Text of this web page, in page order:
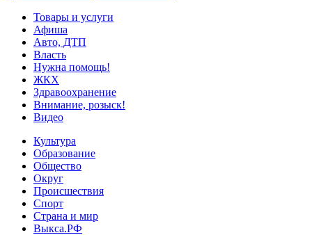
Товары и услуги
Афиша
Авто, ДТП
Власть
Нужна помощь!
ЖКХ
Здравоохранение
Внимание, розыск!
Видео
Культура
Образование
Общество
Округ
Происшествия
Спорт
Страна и мир
Выкса.РФ